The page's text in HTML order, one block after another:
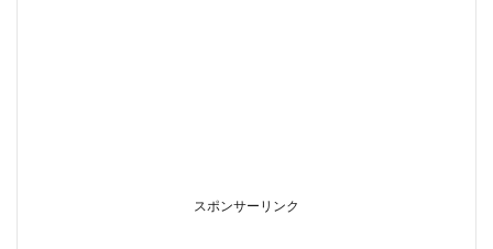
スポンサーリンク